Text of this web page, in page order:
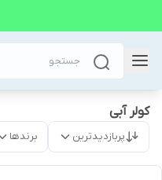
کولر آبی
پربازدیدترین برندها